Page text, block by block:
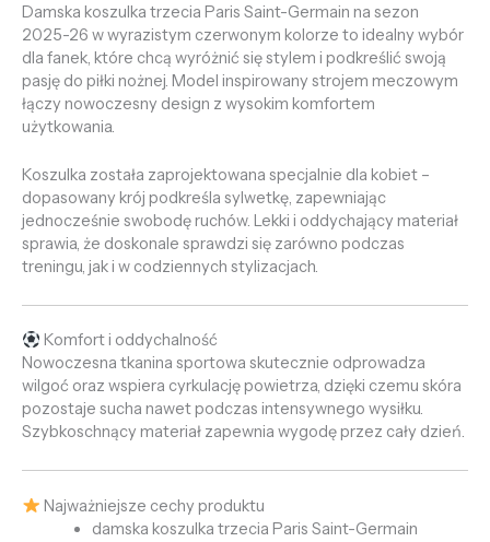
Damska koszulka trzecia Paris Saint-Germain na sezon
2025-26 w wyrazistym czerwonym kolorze to idealny wybór
dla fanek, które chcą wyróżnić się stylem i podkreślić swoją
pasję do piłki nożnej. Model inspirowany strojem meczowym
łączy nowoczesny design z wysokim komfortem
użytkowania.
Koszulka została zaprojektowana specjalnie dla kobiet –
dopasowany krój podkreśla sylwetkę, zapewniając
jednocześnie swobodę ruchów. Lekki i oddychający materiał
sprawia, że doskonale sprawdzi się zarówno podczas
treningu, jak i w codziennych stylizacjach.
Komfort i oddychalność
Nowoczesna tkanina sportowa skutecznie odprowadza
wilgoć oraz wspiera cyrkulację powietrza, dzięki czemu skóra
pozostaje sucha nawet podczas intensywnego wysiłku.
Szybkoschnący materiał zapewnia wygodę przez cały dzień.
Najważniejsze cechy produktu
damska koszulka trzecia Paris Saint-Germain